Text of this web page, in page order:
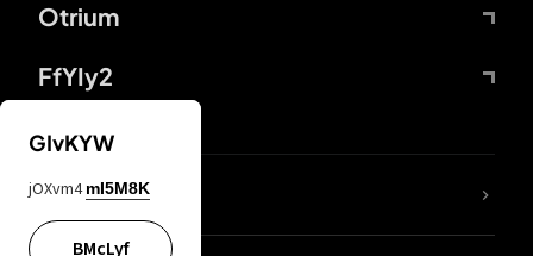
Otrium
FfYIy2
DDcvSo
GIvKYW
jOXvm4 mI5M8K
BMcLyf